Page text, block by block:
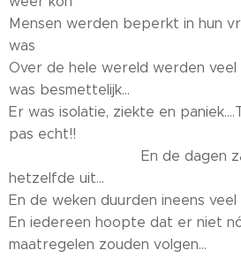
Mensen werden beperkt in hun
was
Over de hele wereld werden veel
was besmettelijk...
Er was isolatie, ziekte en
pas
En de dagen zagen
hetzelfde uit...
En de weken duurden ineens veel
En iedereen hoopte dat er niet
maatregelen zouden volgen...